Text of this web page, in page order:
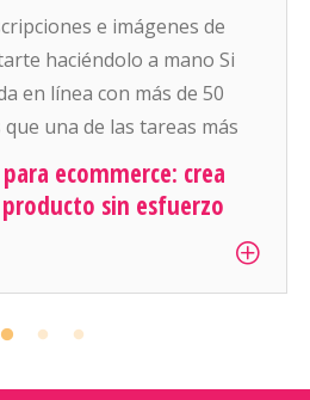
e imágenes de
haciéndolo a mano Si
en línea con más de 50
una de las tareas más
es: escribir descripciones
buenas fotos para cada
cientos o miles de
inhumano […]
ecommerce: crea
sin esfuerzo